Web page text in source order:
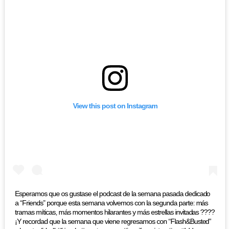
View this post on Instagram
Esperamos que os gustase el podcast de la semana pasada dedicado
a “Friends” porque esta semana volvemos con la segunda parte: más
tramas míticas, más momentos hilarantes y más estrellas invitadas ????
¡Y recordad que la semana que viene regresamos con “Flash&Busted”